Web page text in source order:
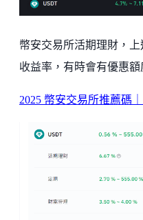
幣安交易所活期理財，
收益率，有時會有優惠
2025 幣安交易所推薦碼